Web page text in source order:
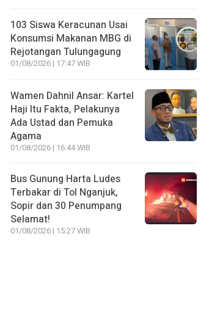
103 Siswa Keracunan Usai
Konsumsi Makanan MBG di
Rejotangan Tulungagung
01/08/2026 | 17:47 WIB
Wamen Dahnil Ansar: Kartel
Haji Itu Fakta, Pelakunya
Ada Ustad dan Pemuka
Agama
01/08/2026 | 16:44 WIB
Bus Gunung Harta Ludes
Terbakar di Tol Nganjuk,
Sopir dan 30 Penumpang
Selamat!
01/08/2026 | 15:27 WIB